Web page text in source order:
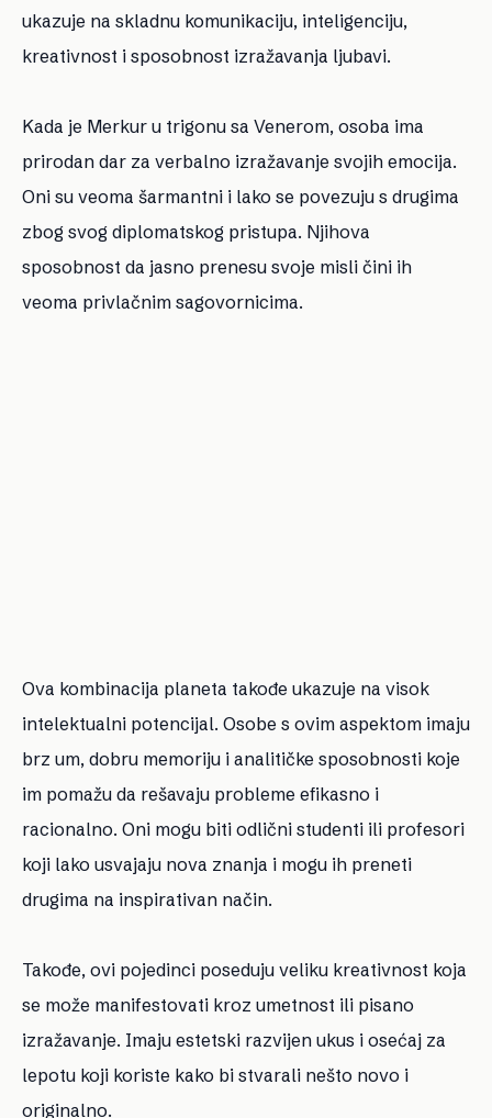
ukazuje na skladnu komunikaciju, inteligenciju,
kreativnost i sposobnost izražavanja ljubavi.
Kada je Merkur u trigonu sa Venerom, osoba ima
prirodan dar za verbalno izražavanje svojih emocija.
Oni su veoma šarmantni i lako se povezuju s drugima
zbog svog diplomatskog pristupa. Njihova
sposobnost da jasno prenesu svoje misli čini ih
veoma privlačnim sagovornicima.
Ova kombinacija planeta takođe ukazuje na visok
intelektualni potencijal. Osobe s ovim aspektom imaju
brz um, dobru memoriju i analitičke sposobnosti koje
im pomažu da rešavaju probleme efikasno i
racionalno. Oni mogu biti odlični studenti ili profesori
koji lako usvajaju nova znanja i mogu ih preneti
drugima na inspirativan način.
Takođe, ovi pojedinci poseduju veliku kreativnost koja
se može manifestovati kroz umetnost ili pisano
izražavanje. Imaju estetski razvijen ukus i osećaj za
lepotu koji koriste kako bi stvarali nešto novo i
originalno.